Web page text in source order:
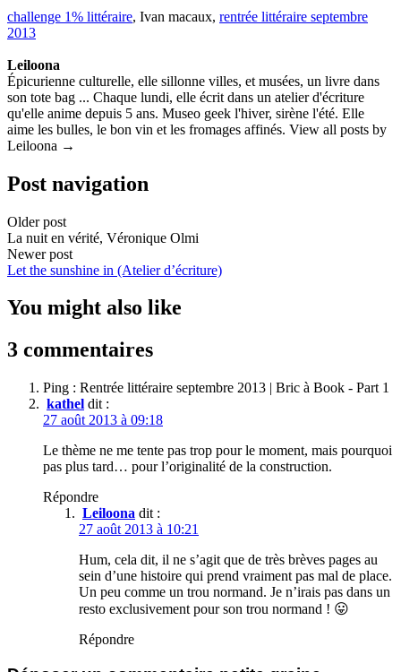
challenge 1% littéraire, Ivan macaux, rentrée littéraire septembre
2013
Leiloona
Épicurienne culturelle, elle sillonne villes, et musées, un livre dans
son tote bag ... Chaque lundi, elle écrit dans un atelier d'écriture
qu'elle anime depuis 5 ans. Museo geek l'hiver, sirène l'été. Elle
aime les bulles, le bon vin et les fromages affinés. View all posts by
Leiloona →
Post navigation
Older post
La nuit en vérité, Véronique Olmi
Newer post
Let the sunshine in (Atelier d’écriture)
You might also like
3 commentaires
Ping : Rentrée littéraire septembre 2013 | Bric à Book - Part 1
kathel dit :
27 août 2013 à 09:18
Le thème ne me tente pas trop pour le moment, mais pourquoi
pas plus tard… pour l’originalité de la construction.
Répondre
Leiloona dit :
27 août 2013 à 10:21
Hum, cela dit, il ne s’agit que de très brèves pages au
sein d’une histoire qui prend vraiment pas mal de place.
Un peu comme un trou normand. Je n’irais pas dans un
resto exclusivement pour son trou normand ! 😛
Répondre